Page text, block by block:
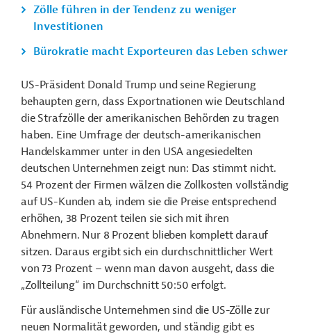
Zölle führen in der Tendenz zu weniger
Investitionen
Bürokratie macht Exporteuren das Leben schwer
US-Präsident Donald Trump und seine Regierung
behaupten gern, dass Exportnationen wie Deutschland
die Strafzölle der amerikanischen Behörden zu tragen
haben. Eine Umfrage der deutsch-amerikanischen
Handelskammer unter in den USA angesiedelten
deutschen Unternehmen zeigt nun: Das stimmt nicht.
54 Prozent der Firmen wälzen die Zollkosten vollständig
auf US-Kunden ab, indem sie die Preise entsprechend
erhöhen, 38 Prozent teilen sie sich mit ihren
Abnehmern. Nur 8 Prozent blieben komplett darauf
sitzen. Daraus ergibt sich ein durchschnittlicher Wert
von 73 Prozent – wenn man davon ausgeht, dass die
„Zollteilung“ im Durchschnitt 50:50 erfolgt.
Für ausländische Unternehmen sind die US-Zölle zur
neuen Normalität geworden, und ständig gibt es